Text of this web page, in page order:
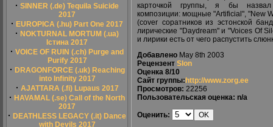
· SINNER (.de) Tequila Suicide
2017
· EUROPICA (.hu) Part One 2017
· NOKTURNAL MORTUM (.ua)
Істина 2017
· VOICE OF RUIN (.ch) Purge and
Purify 2017
· DRAGONFORCE (.uk) Reaching
into Infinity 2017
· AJATTARA (.fi) Lupaus 2017
· HAVAMAL (.se) Call of the North
2017
· DEATHLESS LEGACY (.it) Dance
with Devils 2017
карточкой группы, я бы
композиции: мощные "Artificial", "New
(cover соратников из эстонской
лирические "Daydream" и "Voices Of
и лирики есть от чего распустить
Добавлено May 8th 2003
Рецензент Slon
Оценка 8/10
Сайт группы: http://www.zorg.ee
Просмотров: 22256
Пользовательская оценка: n/a
Оценить: